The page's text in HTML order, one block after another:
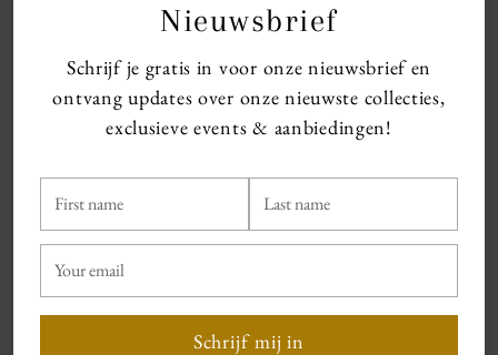
Nieuwsbrief
Schrijf je gratis in voor onze nieuwsbrief en
ontvang updates over onze nieuwste collecties,
exclusieve events & aanbiedingen!
Last
name
Schrijf mij in